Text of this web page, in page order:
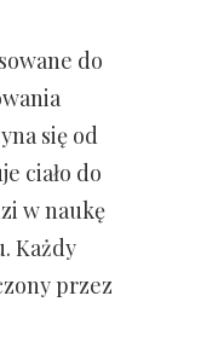
do
się od
ciało do
w naukę
Każdy
przez